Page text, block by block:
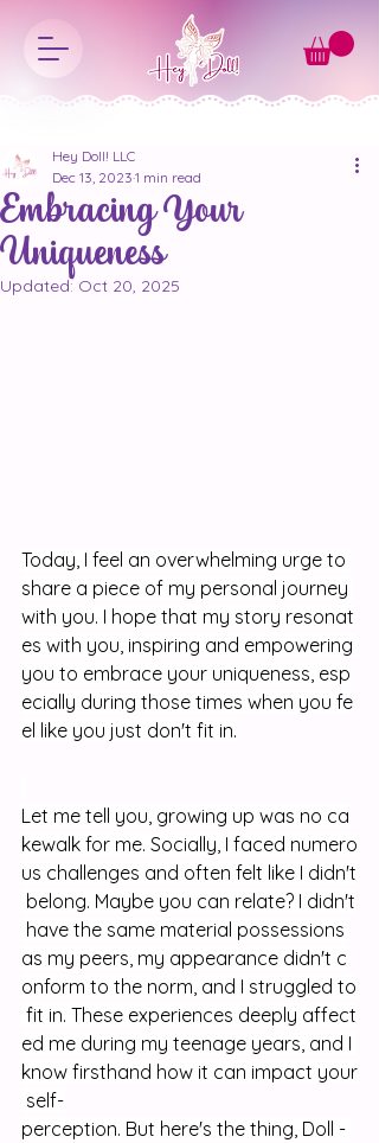
Embracing Your
Uniqueness
Hey Doll! LLC
Dec 13, 2023 1 min read
Updated: Oct 20, 2025
Today, I feel an overwhelming urge to
share a piece of my personal journey
with you. I hope that my story resonat
es with you, inspiring and empowering
you to embrace your uniqueness, esp
ecially during those times when you fe
el like you just don't fit in.
Let me tell you, growing up was no ca
kewalk for me. Socially, I faced numero
us challenges and often felt like I didn't
belong. Maybe you can relate? I didn't
have the same material possessions
as my peers, my appearance didn't c
onform to the norm, and I struggled to
fit in. These experiences deeply affect
ed me during my teenage years, and I
know firsthand how it can impact your
self-
perception. But here's the thing, Doll -